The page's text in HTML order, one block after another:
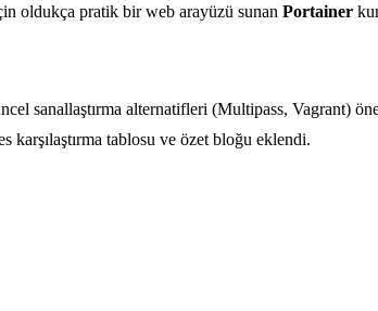
oldukça pratik bir web arayüzü sunan Portainer
sanallaştırma alternatifleri (Multipass, Vagrant)
karşılaştırma tablosu ve özet bloğu eklendi.